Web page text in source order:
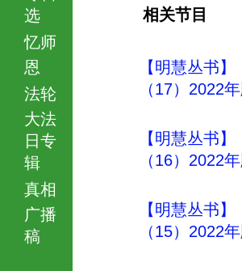
选
忆师
恩
法轮
大法
日专
辑
真相
广播
稿
相关节目
【明慧丛书】
（17）2022
【明慧丛书】
（16）2022
【明慧丛书】
（15）2022